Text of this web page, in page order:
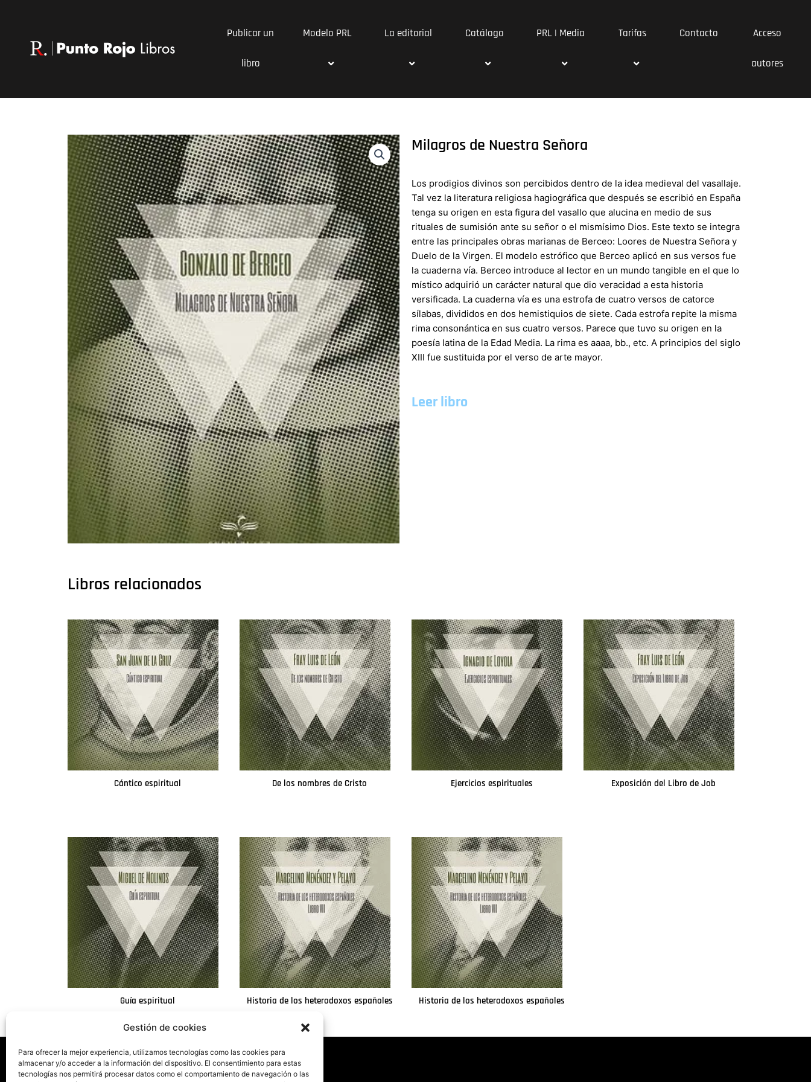
Gestión de cookies
Para ofrecer la mejor experiencia, utilizamos tecnologías como las cookies para
almacenar y/o acceder a la información del dispositivo. El consentimiento para estas
tecnologías nos permitirá procesar datos como el comportamiento de navegación o las
Publicar un
libro
Modelo PRL La editorial Catálogo PRL | Media Tarifas Contacto Acceso
autores
Milagros de Nuestra Señora
Los prodigios divinos son percibidos dentro de la idea medieval del vasallaje.
Tal vez la literatura religiosa hagiográfica que después se escribió en España
tenga su origen en esta figura del vasallo que alucina en medio de sus
rituales de sumisión ante su señor o el mismísimo Dios. Este texto se integra
entre las principales obras marianas de Berceo: Loores de Nuestra Señora y
Duelo de la Virgen. El modelo estrófico que Berceo aplicó en sus versos fue
la cuaderna vía. Berceo introduce al lector en un mundo tangible en el que lo
místico adquirió un carácter natural que dio veracidad a esta historia
versificada. La cuaderna vía es una estrofa de cuatro versos de catorce
sílabas, divididos en dos hemistiquios de siete. Cada estrofa repite la misma
rima consonántica en sus cuatro versos. Parece que tuvo su origen en la
poesía latina de la Edad Media. La rima es aaaa, bb., etc. A principios del siglo
XIII fue sustituida por el verso de arte mayor.
Leer libro
Libros relacionados
Cántico espiritual De los nombres de Cristo Ejercicios espirituales Exposición del Libro de Job
Guía espiritual Historia de los heterodoxos españoles Historia de los heterodoxos españoles